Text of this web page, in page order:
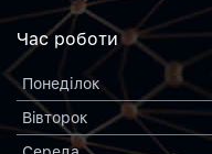
Час роботи
Понеділок
Вiвторок